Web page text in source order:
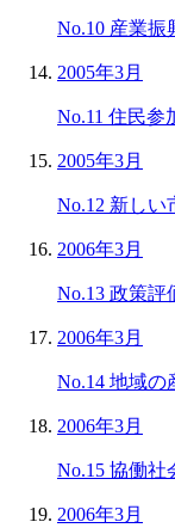
No.10 産業振
2005年3月
No.11 住民参
2005年3月
No.12 新しい
2006年3月
No.13 政策評
2006年3月
No.14 地域
2006年3月
No.15 協働社
2006年3月